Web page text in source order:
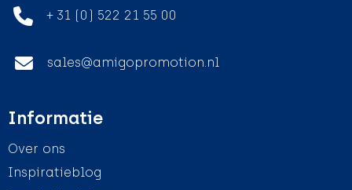
+ 31 (0) 522 21 55 00
sales@amigopromotion.nl
Informatie
Over ons
Inspiratieblog